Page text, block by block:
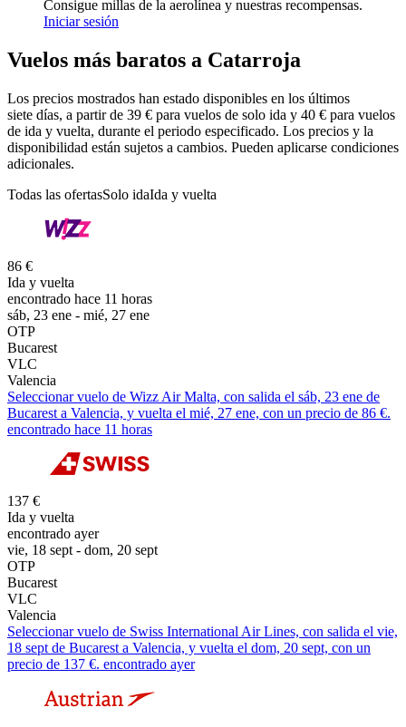
Consigue millas de la aerolínea y nuestras recompensas.
Iniciar sesión
Vuelos más baratos a Catarroja
Los precios mostrados han estado disponibles en los últimos
siete días, a partir de 39 € para vuelos de solo ida y 40 € para vuelos
de ida y vuelta, durante el periodo especificado. Los precios y la
disponibilidad están sujetos a cambios. Pueden aplicarse condiciones
adicionales.
Todas las ofertasSolo idaIda y vuelta
86 €
Ida y vuelta
encontrado hace 11 horas
sáb, 23 ene - mié, 27 ene
OTP
Bucarest
VLC
Valencia
Seleccionar vuelo de Wizz Air Malta, con salida el sáb, 23 ene de
Bucarest a Valencia, y vuelta el mié, 27 ene, con un precio de 86 €.
encontrado hace 11 horas
137 €
Ida y vuelta
encontrado ayer
vie, 18 sept - dom, 20 sept
OTP
Bucarest
VLC
Valencia
Seleccionar vuelo de Swiss International Air Lines, con salida el vie,
18 sept de Bucarest a Valencia, y vuelta el dom, 20 sept, con un
precio de 137 €. encontrado ayer